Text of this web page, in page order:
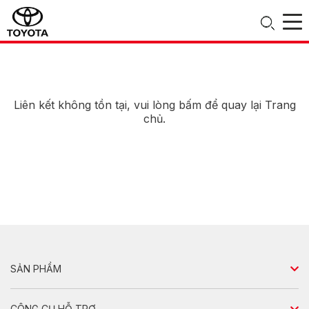
Liên kết không tồn tại, vui lòng bấm để quay lại Trang
chủ.
SẢN PHẨM
Sedan